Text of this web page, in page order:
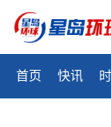
首页 快讯